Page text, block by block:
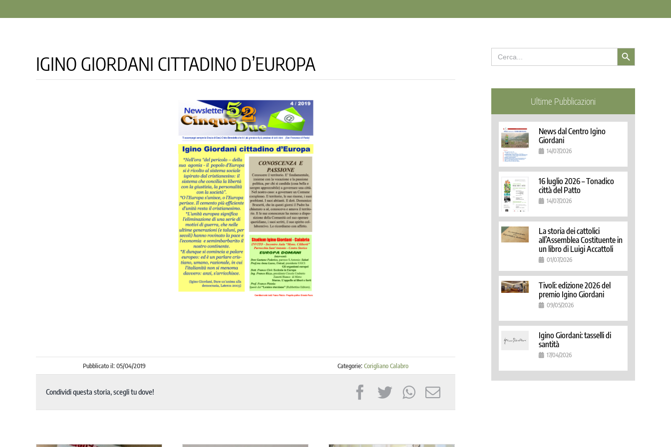
IGINO GIORDANI CITTADINO D’EUROPA
Pubblicato il: 05/04/2019 Categorie:Corigliano Calabro
Condividi questa storia, scegli tu dove!
Search
for:
Search Button
Ultime Pubblicazioni
News dal Centro Igino
Giordani
14/07/2026
16 luglio 2026 – Tonadico
città del Patto
14/07/2026
La storia dei cattolici
all’Assemblea Costituente in
un libro di Luigi Accattoli
01/07/2026
Tivoli: edizione 2026 del
premio Igino Giordani
09/05/2026
Igino Giordani: tasselli di
santità
17/04/2026